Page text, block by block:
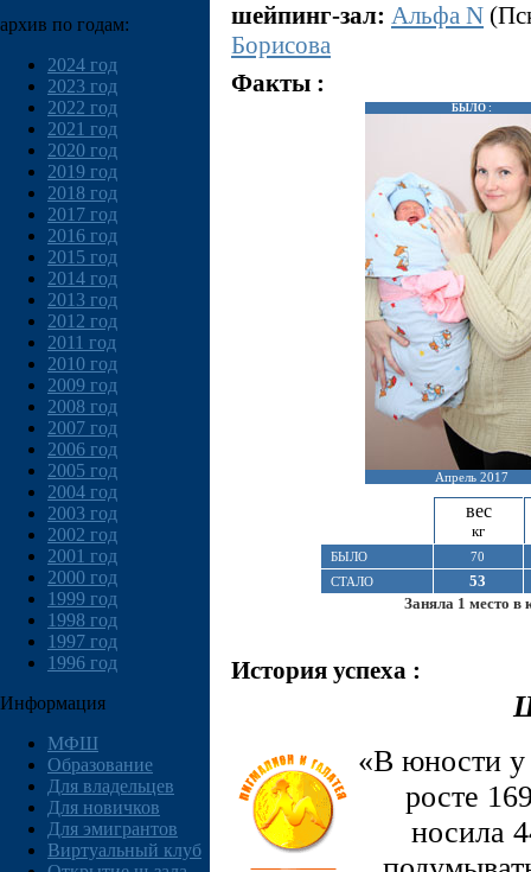
архив по годам:
2024 год
2023 год
2022 год
2021 год
2020 год
2019 год
2018 год
2017 год
2016 год
2015 год
2014 год
2013 год
2012 год
2011 год
2010 год
2009 год
2008 год
2007 год
2006 год
2005 год
2004 год
2003 год
2002 год
2001 год
2000 год
1999 год
1998 год
1997 год
1996 год
Информация
МФШ
Образование
Для владельцев
Для новичков
Для эмигрантов
Виртуальный клуб
шейпинг-зал: Альфа N
Борисова
Факты :
БЫЛО :
Апрель 2017
вес
кг
БЫЛО
70
СТАЛО
53
Заняла 1 место в
История успеха :
«В юности
росте
носила